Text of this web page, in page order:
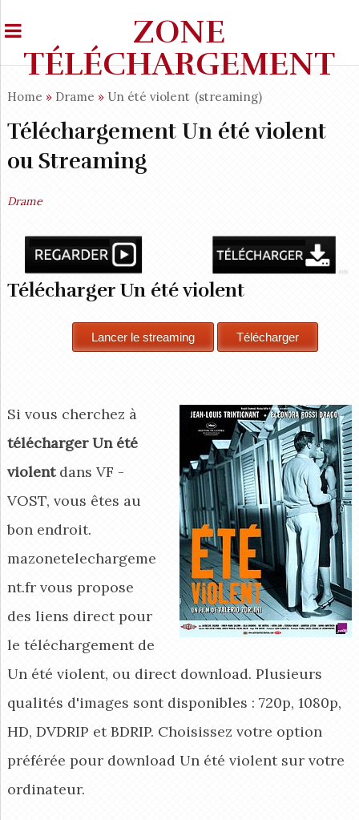
ZONE
TÉLÉCHARGEMENT
Home » Drame » Un été violent (streaming)
Téléchargement Un été violent
ou Streaming
Drame
Télécharger Un été violent
Si vous cherchez à
télécharger Un été
violentdans VF -
VOST, vous êtes au
bon endroit.
mazonetelechargeme
nt.fr vous propose
des liens direct pour
le téléchargement de
Un été violent, ou direct download. Plusieurs
qualités d'images sont disponibles : 720p, 1080p,
HD, DVDRIP et BDRIP. Choisissez votre option
préférée pour download Un été violentsur votre
ordinateur.